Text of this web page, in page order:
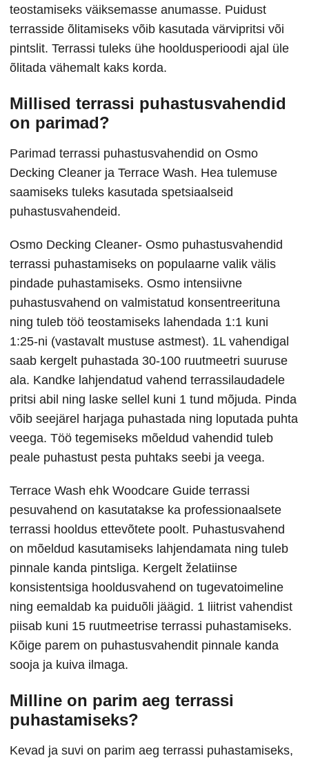
teostamiseks väiksemasse anumasse. Puidust
terrasside õlitamiseks võib kasutada värvipritsi või
pintslit. Terrassi tuleks ühe hooldusperioodi ajal üle
õlitada vähemalt kaks korda.
Millised terrassi puhastusvahendid
on parimad?
Parimad terrassi puhastusvahendid on Osmo
Decking Cleaner ja Terrace Wash. Hea tulemuse
saamiseks tuleks kasutada spetsiaalseid
puhastusvahendeid.
Osmo Decking Cleaner- Osmo puhastusvahendid
terrassi puhastamiseks on populaarne valik välis
pindade puhastamiseks. Osmo intensiivne
puhastusvahend on valmistatud konsentreerituna
ning tuleb töö teostamiseks lahendada 1:1 kuni
1:25-ni (vastavalt mustuse astmest). 1L vahendigal
saab kergelt puhastada 30-100 ruutmeetri suuruse
ala. Kandke lahjendatud vahend terrassilaudadele
pritsi abil ning laske sellel kuni 1 tund mõjuda. Pinda
võib seejärel harjaga puhastada ning loputada puhta
veega. Töö tegemiseks mõeldud vahendid tuleb
peale puhastust pesta puhtaks seebi ja veega.
Terrace Wash ehk Woodcare Guide terrassi
pesuvahend on kasutatakse ka professionaalsete
terrassi hooldus ettevõtete poolt. Puhastusvahend
on mõeldud kasutamiseks lahjendamata ning tuleb
pinnale kanda pintsliga. Kergelt želatiinse
konsistentsiga hooldusvahend on tugevatoimeline
ning eemaldab ka puiduõli jäägid. 1 liitrist vahendist
piisab kuni 15 ruutmeetrise terrassi puhastamiseks.
Kõige parem on puhastusvahendit pinnale kanda
sooja ja kuiva ilmaga.
Milline on parim aeg terrassi
puhastamiseks?
Kevad ja suvi on parim aeg terrassi puhastamiseks,